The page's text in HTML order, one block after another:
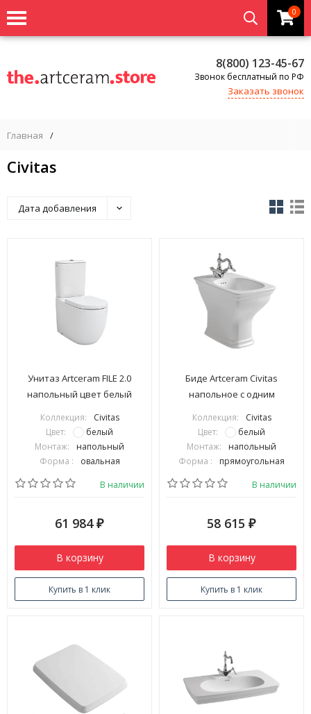
0
8(800) 123-45-67
Звонок бесплатный по РФ
Заказать звонок
Главная /
Civitas
Дата добавления
Унитаз Artceram FILE 2.0
напольный цвет белый
Коллекция:
Civitas
Цвет:
белый
Монтаж:
напольный
Форма :
овальная
В наличии
61 984 ₽
В корзину
Купить в 1 клик
Биде Artceram Civitas
напольное с одним
CIB002 01 00
Коллекция:
Civitas
Цвет:
белый
Монтаж:
напольный
Форма :
прямоугольная
В наличии
58 615 ₽
В корзину
Купить в 1 клик